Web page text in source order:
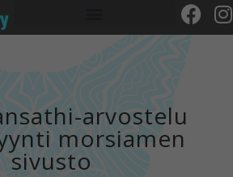
arvostelu
morsiamen
sivusto